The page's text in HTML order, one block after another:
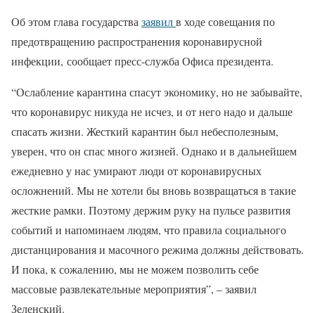
Об этом глава государства заявилв ходе совещания по
предотвращению распространения коронавирусной
инфекции, сообщает пресс-служба Офиса президента.
“Ослабление карантина спасут экономику, но не забывайте,
что коронавирус никуда не исчез, и от него надо и дальше
спасать жизни. Жесткий карантин был небесполезным,
уверен, что он спас много жизней. Однако и в дальнейшем
ежедневно у нас умирают люди от коронавирусных
осложнений. Мы не хотели бы вновь возвращаться в такие
жесткие рамки. Поэтому держим руку на пульсе развития
событий и напоминаем людям, что правила социального
дистанцирования и масочного режима должны действовать.
И пока, к сожалению, мы не можем позволить себе
массовые развлекательные мероприятия”, – заявил
Зеленский.